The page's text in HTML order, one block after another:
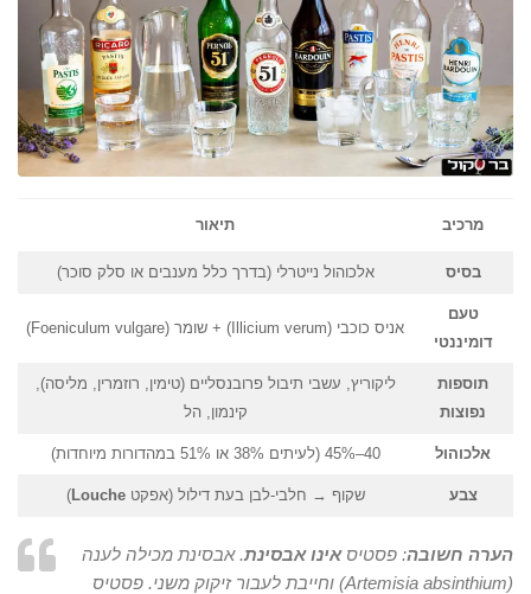
מרכיב תיאור
בסיס אלכוהול נייטרלי (בדרך כלל מענבים או סלק סוכר)
טעם
דומיננטי
אניס כוכבי (Illicium verum) + שומר (Foeniculum vulgare)
תוספות
נפוצות
ליקוריץ, עשבי תיבול פרובנסליים (טימין, רוזמרין, מליסה),
קינמון, הל
אלכוהול 40–45% (לעיתים 38% או 51% במהדורות מיוחדות)
צבע שקוף → חלבי-לבן בעת דילול (אפקטLouche
)
הערה חשובה: פסטיסאינו אבסינת. אבסינת מכילה לענה
(Artemisia absinthium) וחייבת לעבור זיקוק משני. פסטיס